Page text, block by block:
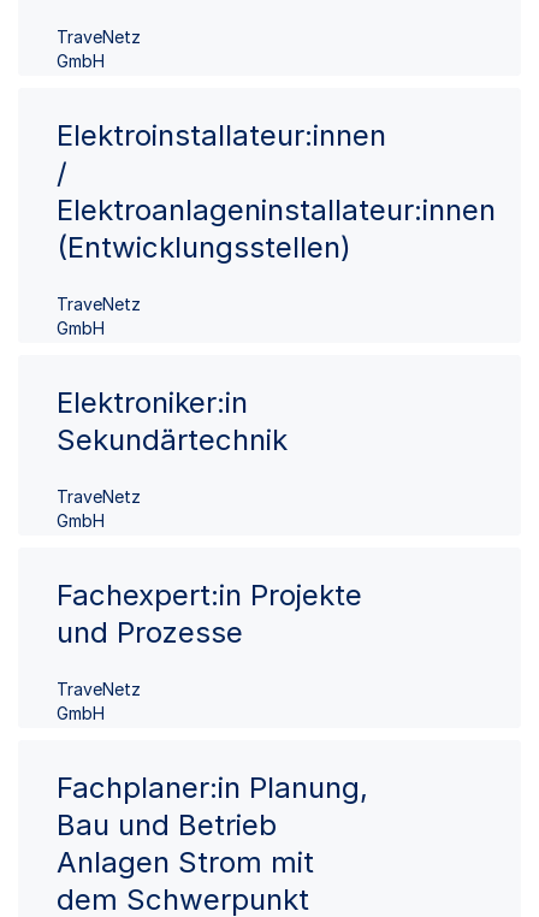
TraveNetz
GmbH
Elektroinstallateur:innen
/
Elektroanlageninstallateur:innen
(Entwicklungsstellen)
TraveNetz
GmbH
Elektroniker:in
Sekundärtechnik
TraveNetz
GmbH
Fachexpert:in Projekte
und Prozesse
TraveNetz
GmbH
Fachplaner:in Planung,
Bau und Betrieb
Anlagen Strom mit
dem Schwerpunkt